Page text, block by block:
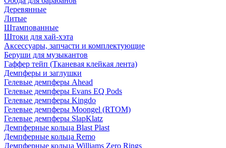
Деревянные
Литые
Штампованные
Штоки для хай-хэта
Аксессуары, запчасти и комплектующие
Беруши для музыкантов
Гаффер тейп (Тканевая клейкая лента)
Демпферы и заглушки
Гелевые демпферы Ahead
Гелевые демпферы Evans EQ Pods
Гелевые демпферы Kingdo
Гелевые демпферы Moongel (RTOM)
Гелевые демпферы SlapKlatz
Демпферные кольца Blast Plast
Демпферные кольца Remo
Демпферные кольца Williams Zero Rings